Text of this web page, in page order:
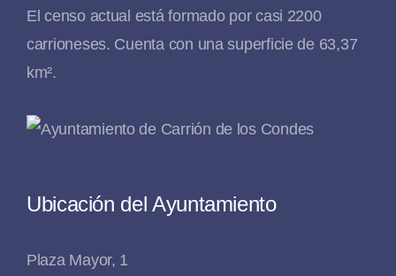
El censo actual está formado por casi 2200
carrioneses. Cuenta con una superficie de 63,37
km².
Ubicación del Ayuntamiento
Plaza Mayor, 1